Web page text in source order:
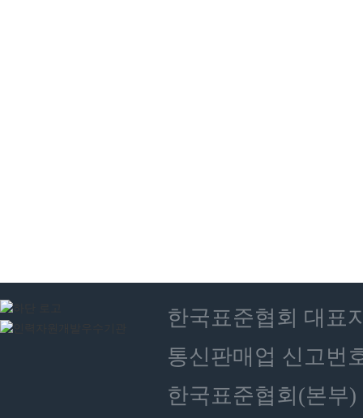
한국표준협회 대표
통신판매업 신고번
한국표준협회(본부